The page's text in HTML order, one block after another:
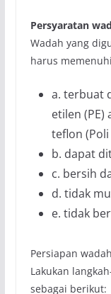
Persyaratan
Wadah yang
harus
a. terbuat
etilen (PE)
teflon (Poli
b. dapat
c. bersih
d. tidak
e. tidak
Persiapan
Lakukan
sebagai berikut: